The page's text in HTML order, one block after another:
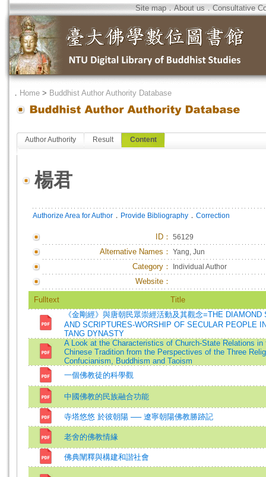
Site map．About us．Consultative
． Home > Buddhist Author Authority Database
Author Authority Result Content
楊君
Authorize Area for Author ． Provide Bibliography ． Correction
ID ： 56129
Alternative Names： Yang, Jun
Category： Individual Author
Website：
Fulltext
Title
《金剛經》與唐朝民眾崇經活動及其觀念=THE DIAMOND
AND SCRIPTURES-WORSHIP OF SECULAR PEOPLE
TANG DYNASTY
A Look at the Characteristics of Church-State Relations in
Chinese Tradition from the Perspectives of the Three
Confucianism, Buddhism and Taoism
一個佛教徒的科學觀
中國佛教的民族融合功能
寺塔悠悠 於彼朝陽 ── 遼寧朝陽佛教勝跡記
老舍的佛教情緣
佛典闡釋與構建和諧社會